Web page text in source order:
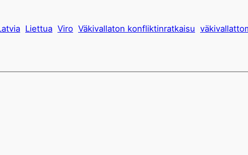
Liettua Viro Väkivallaton konfliktinratkaisu